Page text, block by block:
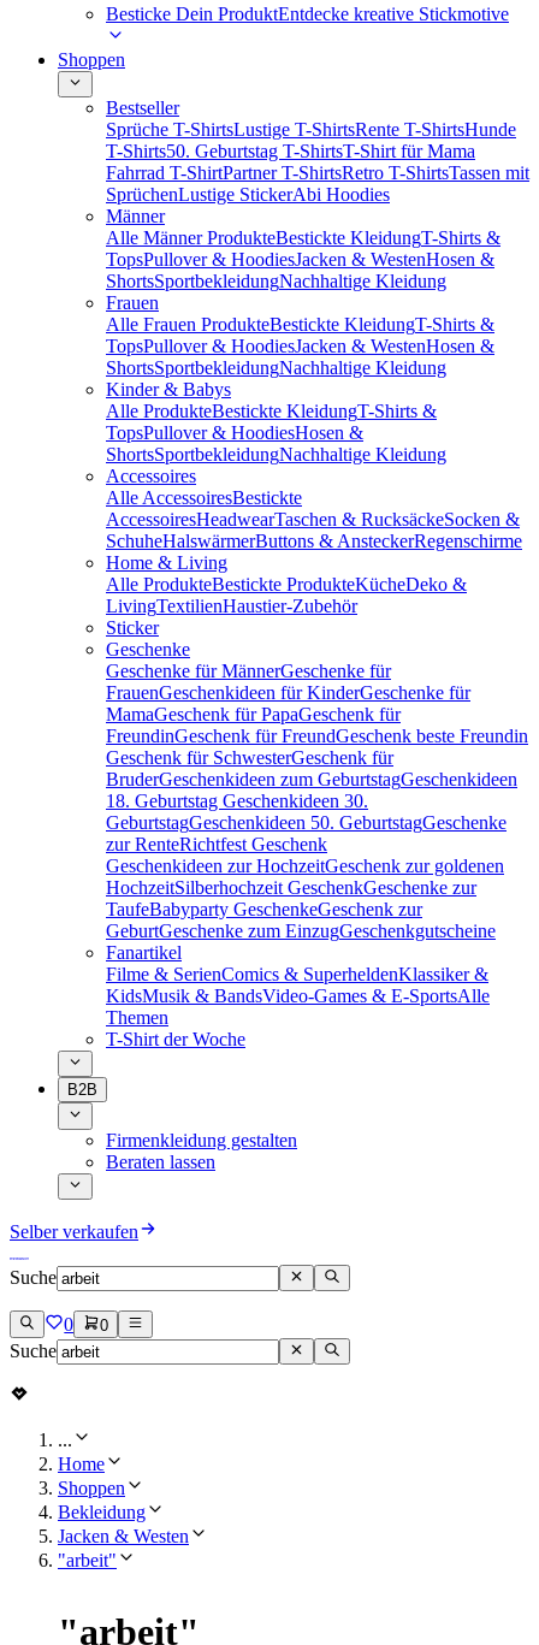
Besticke Dein ProduktEntdecke kreative Stickmotive
Shoppen
Bestseller
Sprüche T-ShirtsLustige T-ShirtsRente T-ShirtsHunde
T-Shirts50. Geburtstag T-ShirtsT-Shirt für Mama
Fahrrad T-ShirtPartner T-ShirtsRetro T-ShirtsTassen mit
SprüchenLustige StickerAbi Hoodies
Männer
Alle Männer ProdukteBestickte KleidungT-Shirts &
TopsPullover & HoodiesJacken & WestenHosen &
ShortsSportbekleidungNachhaltige Kleidung
Frauen
Alle Frauen ProdukteBestickte KleidungT-Shirts &
TopsPullover & HoodiesJacken & WestenHosen &
ShortsSportbekleidungNachhaltige Kleidung
Kinder & Babys
Alle ProdukteBestickte KleidungT-Shirts &
TopsPullover & HoodiesHosen &
ShortsSportbekleidungNachhaltige Kleidung
Accessoires
Alle AccessoiresBestickte
AccessoiresHeadwearTaschen & RucksäckeSocken &
SchuheHalswärmerButtons & AnsteckerRegenschirme
Home & Living
Alle ProdukteBestickte ProdukteKücheDeko &
LivingTextilienHaustier-Zubehör
Sticker
Geschenke
Geschenke für MännerGeschenke für
FrauenGeschenkideen für KinderGeschenke für
MamaGeschenk für PapaGeschenk für
FreundinGeschenk für FreundGeschenk beste Freundin
Geschenk für SchwesterGeschenk für
BruderGeschenkideen zum GeburtstagGeschenkideen
18. Geburtstag Geschenkideen 30.
GeburtstagGeschenkideen 50. GeburtstagGeschenke
zur RenteRichtfest Geschenk
Geschenkideen zur HochzeitGeschenk zur goldenen
HochzeitSilberhochzeit GeschenkGeschenke zur
TaufeBabyparty GeschenkeGeschenk zur
GeburtGeschenke zum EinzugGeschenkgutscheine
Fanartikel
Filme & SerienComics & SuperheldenKlassiker &
KidsMusik & BandsVideo-Games & E-SportsAlle
Themen
T-Shirt der Woche
B2B
Firmenkleidung gestalten
Beraten lassen
Selber verkaufen
Suche
0 0
Suche
...
Home
Shoppen
Bekleidung
Jacken & Westen
"arbeit"
"arbeit"